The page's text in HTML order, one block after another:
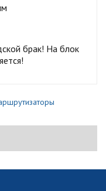
брак! На блок